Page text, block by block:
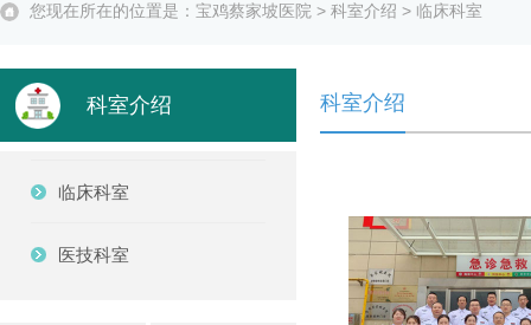
您现在所在的位置是： 宝鸡蔡家坡医院 > 科室介绍 > 临床科室
科室介绍
临床科室
医技科室
科室介绍